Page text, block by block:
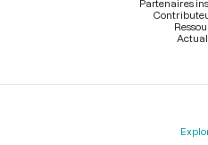
Partenaires